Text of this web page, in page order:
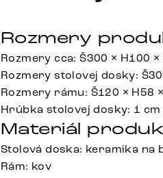
Rozmery
Rozmery cca: Š300 × H100 ×
Rozmery stolovej dosky:
Rozmery rámu: Š120 × H58
Hrúbka stolovej dosky: 1 cm
Materiál
Stolová doska: keramika na
Rám: kov